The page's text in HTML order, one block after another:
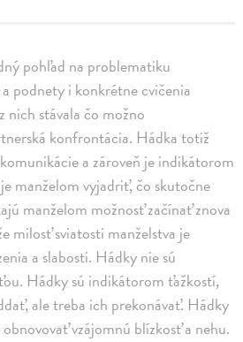
pohľad na problematiku
podnety i konkrétne cvičenia
nich stávala čo možno
konfrontácia. Hádka totiž
a zároveň je indikátorom
manželom vyjadriť, čo skutočne
manželom možnosť začínať znova
milosť sviatosti manželstva je
a slabosti. Hádky nie sú
Hádky sú indikátorom ťažkostí,
ale treba ich prekonávať. Hádky
vzájomnú blízkosť a nehu.